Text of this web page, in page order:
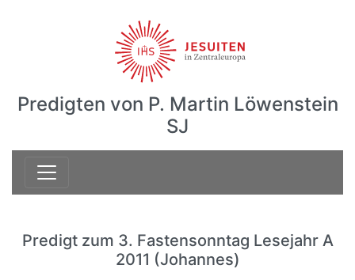
Predigten von P. Martin Löwenstein
SJ
Predigt zum 3. Fastensonntag Lesejahr A
2011 (Johannes)